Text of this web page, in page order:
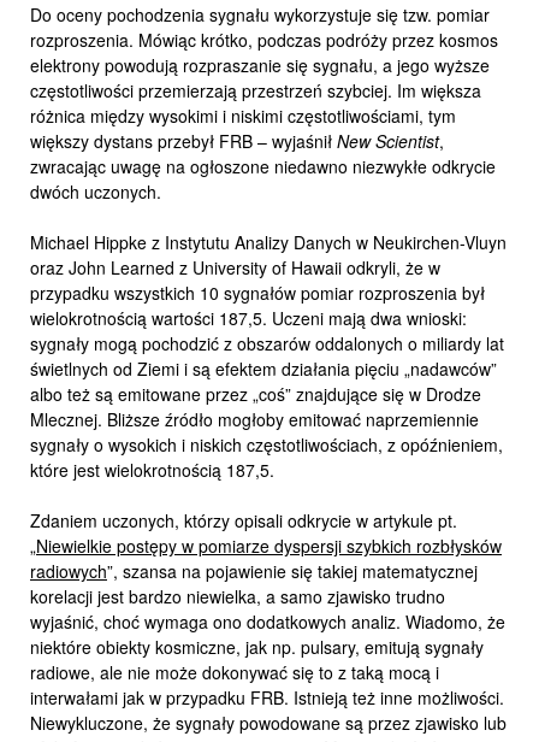
Do oceny pochodzenia sygnału wykorzystuje się tzw. pomiar
rozproszenia. Mówiąc krótko, podczas podróży przez kosmos
elektrony powodują rozpraszanie się sygnału, a jego wyższe
częstotliwości przemierzają przestrzeń szybciej. Im większa
różnica między wysokimi i niskimi częstotliwościami, tym
większy dystans przebył FRB – wyjaśnił New Scientist,
zwracając uwagę na ogłoszone niedawno niezwykłe odkrycie
dwóch uczonych.
Michael Hippke z Instytutu Analizy Danych w Neukirchen-Vluyn
oraz John Learned z University of Hawaii odkryli, że w
przypadku wszystkich 10 sygnałów pomiar rozproszenia był
wielokrotnością wartości 187,5. Uczeni mają dwa wnioski:
sygnały mogą pochodzić z obszarów oddalonych o miliardy lat
świetlnych od Ziemi i są efektem działania pięciu „nadawców”
albo też są emitowane przez „coś” znajdujące się w Drodze
Mlecznej. Bliższe źródło mogłoby emitować naprzemiennie
sygnały o wysokich i niskich częstotliwościach, z opóźnieniem,
które jest wielokrotnością 187,5.
Zdaniem uczonych, którzy opisali odkrycie w artykule pt.
„Niewielkie postępy w pomiarze dyspersji szybkich rozbłysków
radiowych”, szansa na pojawienie się takiej matematycznej
korelacji jest bardzo niewielka, a samo zjawisko trudno
wyjaśnić, choć wymaga ono dodatkowych analiz. Wiadomo, że
niektóre obiekty kosmiczne, jak np. pulsary, emitują sygnały
radiowe, ale nie może dokonywać się to z taką mocą i
interwałami jak w przypadku FRB. Istnieją też inne możliwości.
Niewykluczone, że sygnały powodowane są przez zjawisko lub